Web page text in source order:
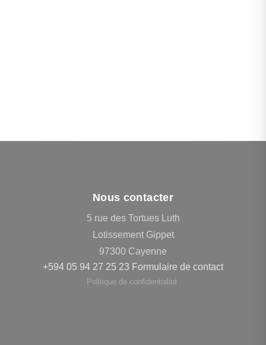
Nous contacter
5 rue des Tortues Luth
Lotissement Gippet
97300 Cayenne
+594 05 94 27 25 23 Formulaire de contact
Politique de confidentialité